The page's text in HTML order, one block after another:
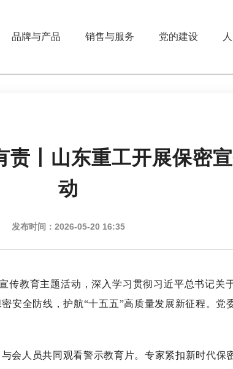
品牌与产品 销售与服务 党的建设
责丨山东重工开展保密
动
发布时间：2026-05-20 16:35
教育主题活动，深入学习贯彻习近平总书记关
安全防线，护航“十五五”高质量发展新征程。党
人员共同观看警示教育片。专家紧扣新时代保